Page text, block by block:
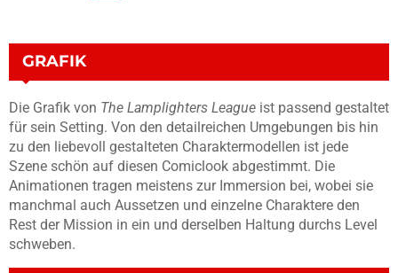
GRAFIK
Die Grafik von The Lamplighters League ist passend gestaltet
für sein Setting. Von den detailreichen Umgebungen bis hin
zu den liebevoll gestalteten Charaktermodellen ist jede
Szene schön auf diesen Comiclook abgestimmt. Die
Animationen tragen meistens zur Immersion bei, wobei sie
manchmal auch Aussetzen und einzelne Charaktere den
Rest der Mission in ein und derselben Haltung durchs Level
schweben.